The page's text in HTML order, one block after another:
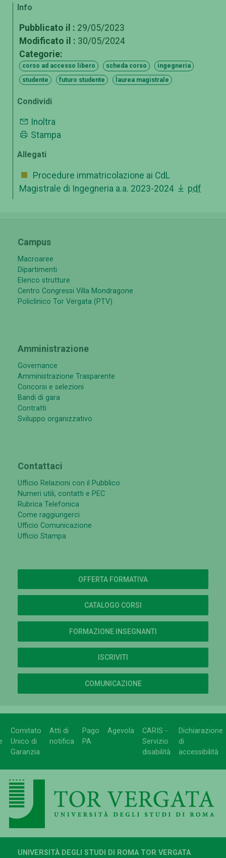
Info
Pubblicato il : 29/05/2023
Modificato il : 30/05/2024
Categorie:
corso ad accesso libero scheda corso
ingegneria
studente
futuro studente laurea magistrale
Condividi
Inoltra
Stampa
Allegati
Procedure immatricolazione ai CdL
Magistrale di Ingegneria a.a. 2023-2024
pdf
Campus
Macroaree
Dipartimenti
Elenco strutture
Centro Congressi Villa Mondragone
Policlinico Tor Vergata (PTV)
Amministrazione
Governance
Amministrazione Trasparente
Concorsi e selezioni
Bandi di gara
Contratti
Sviluppo organizzativo
Contattaci
Ufficio Relazioni con il Pubblico
Numeri utili, contatti e PEC
Rubrica Telefonica
Come raggiungerci
Ufficio Comunicazione
Ufficio Stampa
OFFERTA FORMATIVA
CATALOGO CORSI
FORMAZIONE INSEGNANTI
ISCRIVITI
COMUNICAZIONE
Comitato
Unico di
Garanzia
Atti di
notifica
Pago
PA
Agevola
CARIS -
Servizio
disabilità
Dichiarazione
di
accessibilità
UNIVERSITÀ DEGLI STUDI DI ROMA TOR VERGATA